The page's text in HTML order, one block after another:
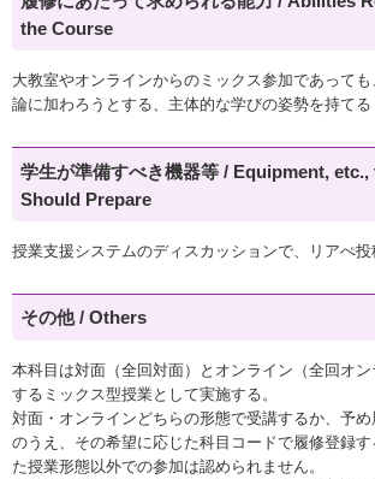
the Course
大教室やオンラインからのミックス参加であって
論に加わろうとする、主体的な学びの姿勢を持てる
学生が準備すべき機器等 / Equipment,
Should Prepare
授業支援システムのディスカッションで、リアぺ
その他 / Others
本科目は対面（全回対面）とオンライン（全回オ
するミックス型授業として実施する。
対面・オンラインどちらの形態で受講するか、予
のうえ、その希望に応じた科目コードで履修登録
た授業形態以外での参加は認められません。